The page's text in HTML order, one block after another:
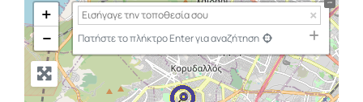
+
−
Πατήστε το πλήκτρο Enter για αναζήτηση